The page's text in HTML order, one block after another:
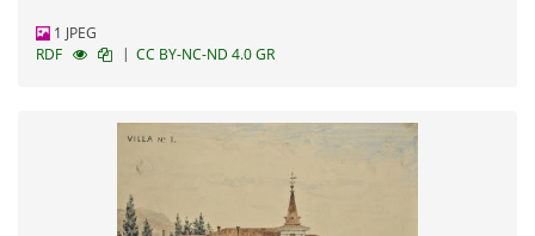
1 JPEG
RDF
| CC BY-NC-ND 4.0 GR